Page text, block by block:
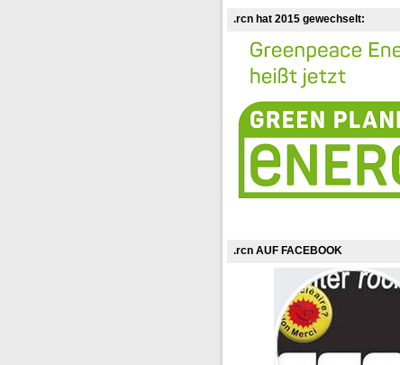
.rcn hat 2015 gewechselt:
.rcn AUF FACEBOOK